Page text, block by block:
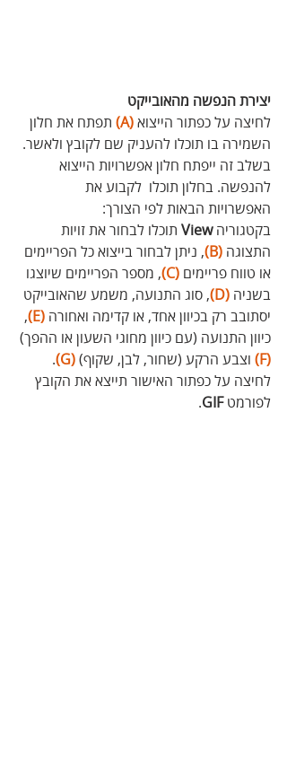
יצירת הנפשה מהאובייקט
לחיצה על כפתור הייצוא (A)
תפתח את חלון
השמירה בו תוכלו להעניק שם לקובץ ולאשר.
בשלב זה ייפתח חלון אפשרויות הייצוא
להנפשה. בחלון תוכלו  לקבוע את
האפשרויות הבאות לפי הצורך:
בקטגוריה View תוכלו לבחור את זויות
התצוגה (B)
, ניתן לבחור בייצוא כל הפריימים
או טווח פריימים (C)
, מספר הפריימים שיוצגו
בשניה (D)
, סוג התנועה, משמע שהאובייקט
יסתובב רק בכיוון אחד, או קדימה ואחורה (E)
,
כיוון התנועה (עם כיוון מחוגי השעון או ההפך)
(F)
וצבע הרקע (שחור, לבן, שקוף) (G)
.
לחיצה על כפתור האישור תייצא את הקובץ
לפורמט GIF
.